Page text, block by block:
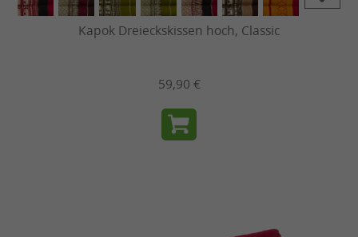
Kapok Dreieckskissen hoch, Classic
59,90 €